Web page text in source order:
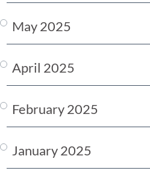
May 2025
April 2025
February 2025
January 2025